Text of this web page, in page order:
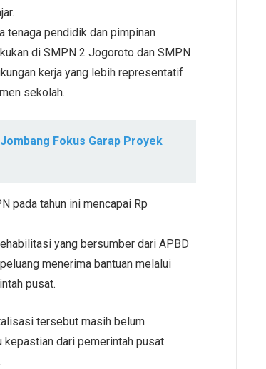
tenaga pendidik dan pimpinan
di SMPN 2 Jogoroto dan SMPN
kerja yang lebih representatif
sekolah.
Fokus Garap Proyek
pada tahun ini mencapai Rp
yang bersumber dari APBD
menerima bantuan melalui
pusat.
tersebut masih belum
dari pemerintah pusat